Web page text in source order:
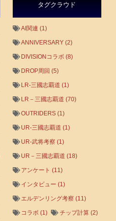
タグクラウド
AI関連 (1)
ANNIVERSARY (2)
DIVISIONコラボ (8)
DROP周回 (5)
LR-三國志覇道 (1)
LR－三國志覇道 (70)
OUTRIDERS (1)
UR-三國志覇道 (1)
UR-武将考察 (1)
UR－三國志覇道 (18)
アンケート (11)
インタビュー (1)
エルデンリング考察 (11)
コラボ (1) チップ計算(2)